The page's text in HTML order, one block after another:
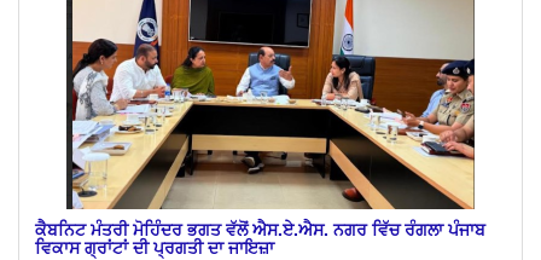
ਕੈਬਨਿਟ ਮੰਤਰੀ ਮੋਹਿੰਦਰ ਭਗਤ ਵੱਲੋਂ ਐਸ.ਏ.ਐਸ. ਨਗਰ ਵਿੱਚ ਰੰਗਲਾ ਪੰਜਾਬ
ਵਿਕਾਸ ਗ੍ਰਾਂਟਾਂ ਦੀ ਪ੍ਰਗਤੀ ਦਾ ਜਾਇਜ਼ਾ